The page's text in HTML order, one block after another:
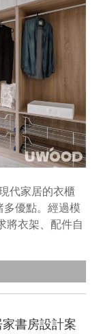
代家居的衣櫃
多優點。經過模
將衣架、配件自
書房設計案